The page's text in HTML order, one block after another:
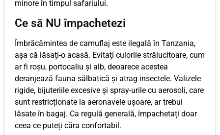
minore în timpul safariului.
Ce să NU împachetezi
Îmbrăcămintea de camuflaj este ilegală în Tanzania,
așa că lăsați-o acasă. Evitați culorile strălucitoare, cum
ar fi roșu, portocaliu și alb, deoarece acestea
deranjează fauna sălbatică și atrag insectele. Valizele
rigide, bijuteriile excesive și spray-urile cu aerosoli, care
sunt restricționate la aeronavele ușoare, ar trebui
lăsate în bagaj. Ca regulă generală, împachetați doar
ceea ce puteți căra confortabil.